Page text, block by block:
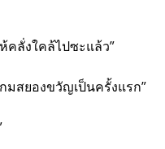
คลั่งใคล้ไปซะแล้ว”
มสยองขวัญเป็นครั้งแรก”